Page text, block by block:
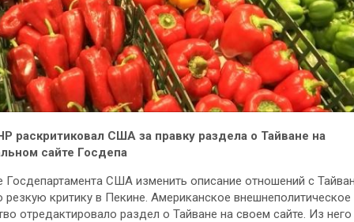
раскритиковал США за правку раздела о Тайване на
сайте Госдепа
Госдепартамента США изменить описание отношений с
резкую критику в Пекине. Американское внешнеполитическое
отредактировало раздел о Тайване на своем сайте. Из него